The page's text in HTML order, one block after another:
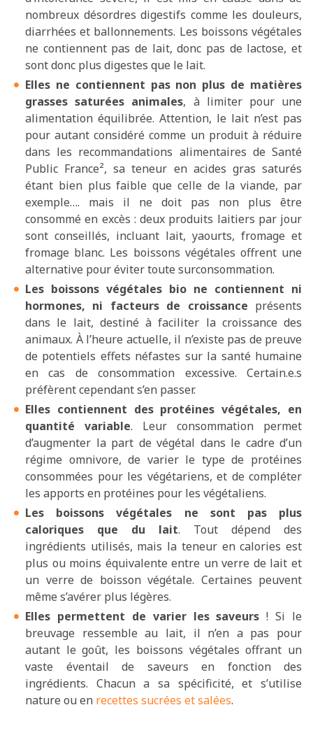
nombreux désordres digestifs comme les douleurs,
diarrhées et ballonnements. Les boissons végétales
ne contiennent pas de lait, donc pas de lactose, et
sont donc plus digestes que le lait.
Elles ne contiennent pas non plus de matières
grasses saturées animales, à limiter pour une
alimentation équilibrée. Attention, le lait n’est pas
pour autant considéré comme un produit à réduire
dans les recommandations alimentaires de Santé
Public France², sa teneur en acides gras saturés
étant bien plus faible que celle de la viande, par
exemple…. mais il ne doit pas non plus être
consommé en excès : deux produits laitiers par jour
sont conseillés, incluant lait, yaourts, fromage et
fromage blanc. Les boissons végétales offrent une
alternative pour éviter toute surconsommation.
Les boissons végétales bio ne contiennent ni
hormones, ni facteurs de croissance présents
dans le lait, destiné à faciliter la croissance des
animaux. À l’heure actuelle, il n’existe pas de preuve
de potentiels effets néfastes sur la santé humaine
en cas de consommation excessive. Certain.e.s
préfèrent cependant s’en passer.
Elles contiennent des protéines végétales, en
quantité variable. Leur consommation permet
d’augmenter la part de végétal dans le cadre d’un
régime omnivore, de varier le type de protéines
consommées pour les végétariens, et de compléter
les apports en protéines pour les végétaliens.
Les boissons végétales ne sont pas plus
caloriques que du lait. Tout dépend des
ingrédients utilisés, mais la teneur en calories est
plus ou moins équivalente entre un verre de lait et
un verre de boisson végétale. Certaines peuvent
même s’avérer plus légères.
Elles permettent de varier les saveurs ! Si le
breuvage ressemble au lait, il n’en a pas pour
autant le goût, les boissons végétales offrant un
vaste éventail de saveurs en fonction des
ingrédients. Chacun a sa spécificité, et s’utilise
nature ou en recettes sucrées et salées.